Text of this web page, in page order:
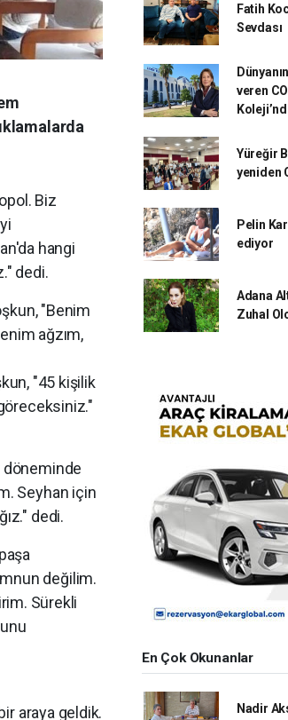
Biz
hangi
dedi.
"Benim
ağzım,
"45 kişilik
döneminde
Seyhan için
dedi.
değilim.
Sürekli
araya geldik.
Fatih
Sevdası
veren
Yüreğir
yeniden
Pelin
ediyor
Adana
Zuhal
En Çok Okunanlar
Nadir